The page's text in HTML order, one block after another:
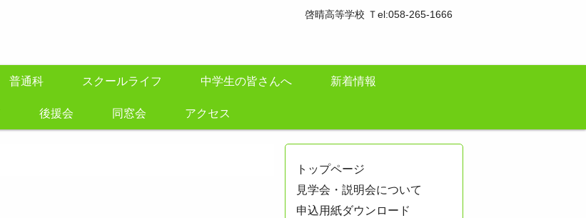
啓晴高等学校 Ｔel:058-265-1666
普通科 スクールライフ 中学生の皆さんへ 新着情報
後援会 同窓会 アクセス
トップページ
見学会・説明会について
申込用紙ダウンロード